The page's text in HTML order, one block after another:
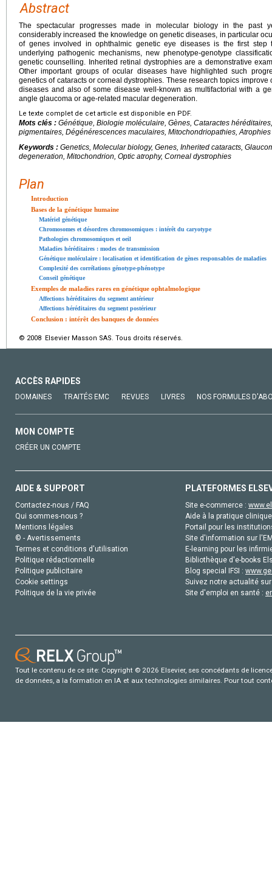
Abstract
The spectacular progresses made in molecular biology in the past
considerably increased the knowledge on genetic diseases, in particular
of genes involved in ophthalmic genetic eye diseases is the first step
underlying pathogenic mechanisms, new phenotype-genotype
genetic counselling. Inherited retinal dystrophies are a demonstrative
Other important groups of ocular diseases have highlighted such
genetics of cataracts or corneal dystrophies. These research topics
diseases and also of some disease well-known as multifactorial with a
angle glaucoma or age-related macular degeneration.
Le texte complet de cet article est disponible en PDF.
Mots clés : Génétique, Biologie moléculaire, Gènes, Cataractes
pigmentaires, Dégénérescences maculaires, Mitochondriopathies,
Keywords : Genetics, Molecular biology, Genes, Inherited cataracts,
degeneration, Mitochondrion, Optic atrophy, Corneal dystrophies
Plan
Introduction
Bases de la génétique humaine
Matériel génétique
Chromosomes et désordres chromosomiques : intérêt du caryotype
Pathologies chromosomiques et oeil
Maladies héréditaires : modes de transmission
Génétique moléculaire : localisation et identification de gènes responsables de maladies
Complexité des corrélations génotype-phénotype
Conseil génétique
Exemples de maladies rares en génétique ophtalmologique
Affections héréditaires du segment antérieur
Affections héréditaires du segment postérieur
Conclusion : intérêt des banques de données
© 2008 Elsevier Masson SAS. Tous droits réservés.
ACCÈS RAPIDES
DOMAINES TRAITÉS EMC REVUES LIVRES NOS FORMULES
MON COMPTE
CRÉER UN COMPTE
AIDE & SUPPORT
Contactez-nous / FAQ
Qui sommes-nous ?
Mentions légales
© - Avertissements
Termes et conditions d'utilisation
Politique rédactionnelle
Politique publicitaire
Cookie settings
Politique de la vie privée
PLATEFORMES
Site e-commerce :
Aide à la pratique
Portail pour les
Site d'information sur
E-learning pour les
Bibliothèque d'e-books
Blog special IFSI :
Suivez notre actualité
Site d'emploi en santé :
Tout le contenu de ce site: Copyright © 2026 Elsevier, ses concédants de
de données, a la formation en IA et aux technologies similaires. Pour tout